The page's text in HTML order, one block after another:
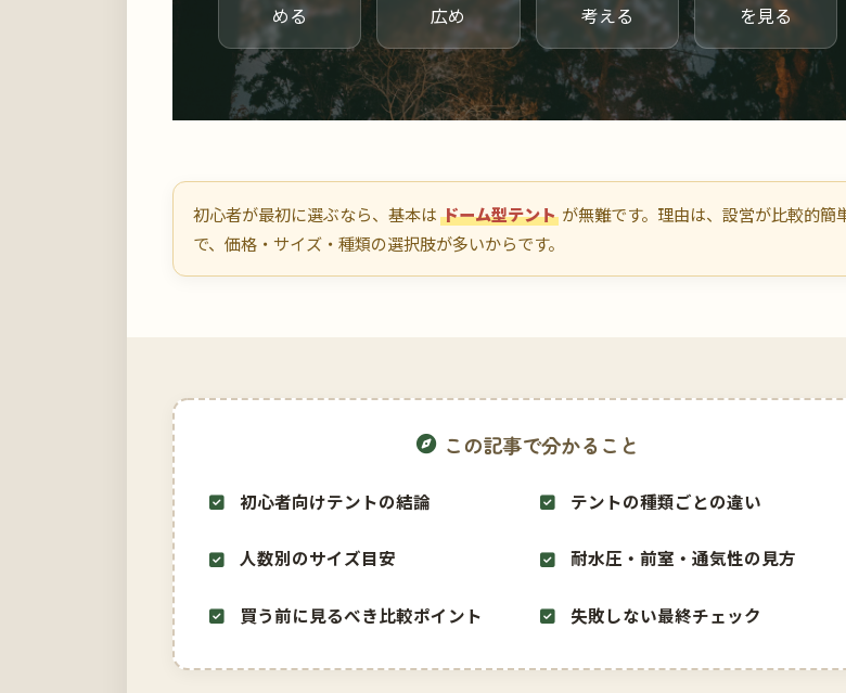
める
広め
考える
を見る
初心者が最初に選ぶなら、基本は ドーム型テント が無難です。理由は、設営が比較的簡
で、価格・サイズ・種類の選択肢が多いからです。
この記事で分かること
初心者向けテントの結論 テントの種類ごとの違い
人数別のサイズ目安 耐水圧・前室・通気性の見方
買う前に見るべき比較ポイント 失敗しない最終チェック